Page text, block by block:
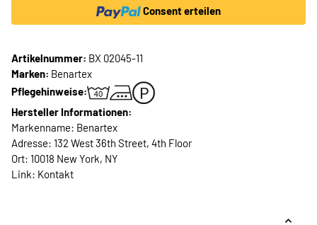
Consent erteilen
Artikelnummer: BX 02045-11
Marken: Benartex
Pflegehinweise:
Hersteller Informationen:
Markenname: Benartex
Adresse: 132 West 36th Street, 4th Floor
Ort: 10018 New York, NY
Link: Kontakt